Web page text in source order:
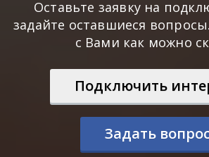
Оставьте заявку на
задайте оставшиеся
с Вами как можно
Подключить
Задать вопрос